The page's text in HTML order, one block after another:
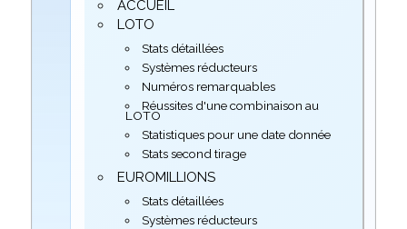
ACCUEIL
LOTO
Stats détaillées
Systèmes réducteurs
Numéros remarquables
Réussites d'une combinaison au
LOTO
Statistiques pour une date donnée
Stats second tirage
EUROMILLIONS
Stats détaillées
Systèmes réducteurs